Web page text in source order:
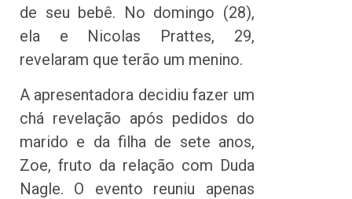
de seu bebê. No domingo (28),
ela e Nicolas Prattes, 29,
revelaram que terão um menino.
A apresentadora decidiu fazer um
chá revelação após pedidos do
marido e da filha de sete anos,
Zoe, fruto da relação com Duda
Nagle. O evento reuniu apenas